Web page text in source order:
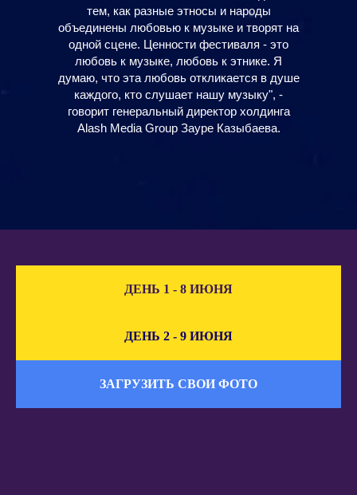
тем, как разные этносы и народы
объединены любовью к музыке и творят на
одной сцене. Ценности фестиваля - это
любовь к музыке, любовь к этнике. Я
думаю, что эта любовь откликается в душе
каждого, кто слушает нашу музыку", -
говорит генеральный директор холдинга
Alash Media Group Зауре Казыбаева.
ДЕНЬ 1 - 8 ИЮНЯ
ДЕНЬ 2 - 9 ИЮНЯ
ЗАГРУЗИТЬ СВОИ ФОТО